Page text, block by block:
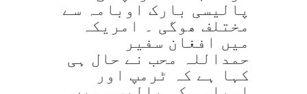
پالیسی بارک اوبامہ سے
مختلف ھوگی ۔ امریکہ
میں افغان سفیر
حمداللہ محب نے حال ہی
کہا ہے کہ ٹرمپ اور